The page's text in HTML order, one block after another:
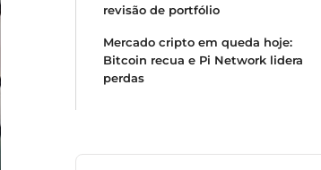
revisão de portfólio
Mercado cripto em queda hoje:
Bitcoin recua e Pi Network lidera
perdas